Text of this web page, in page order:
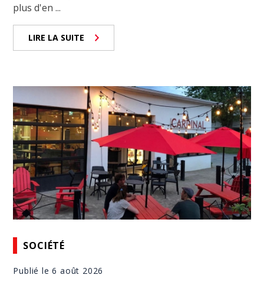
plus d'en ...
LIRE LA SUITE
SOCIÉTÉ
Publié le 6 août 2026